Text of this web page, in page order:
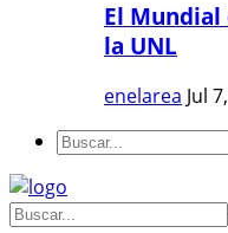
El Mundial
la UNL
enelarea Jul